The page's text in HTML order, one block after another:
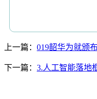
上一篇： 019韶华为就颁
下一篇： 3.人工智能落地